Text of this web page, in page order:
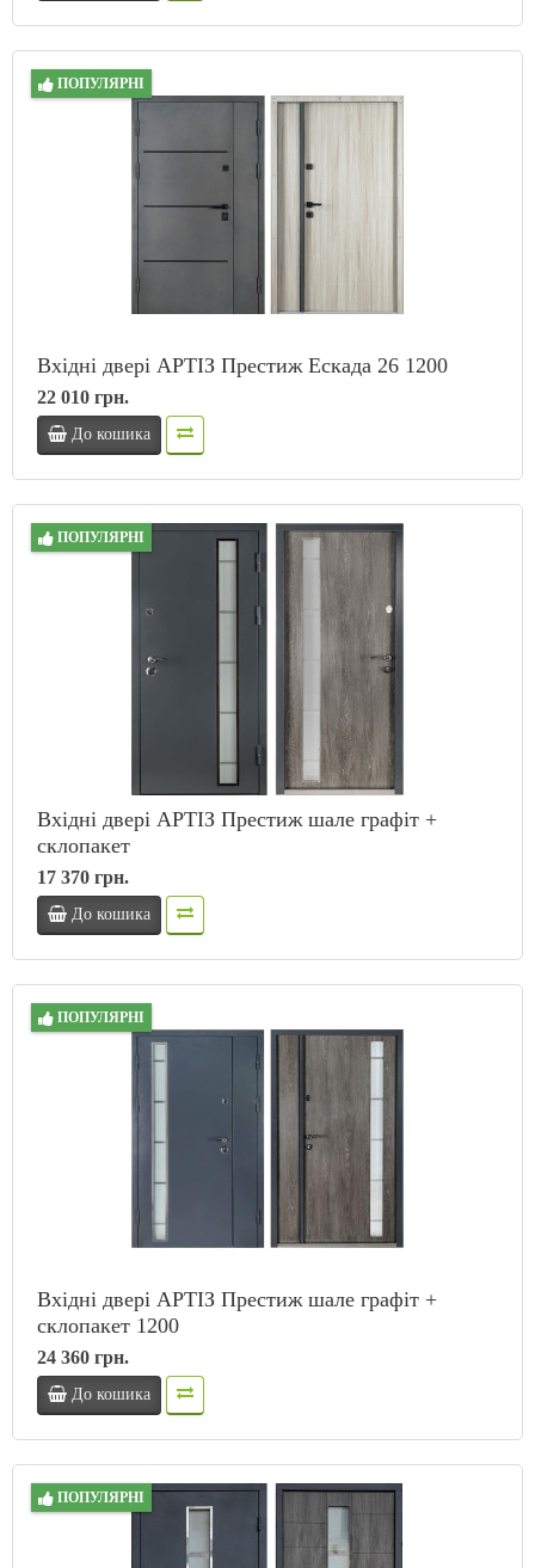
ПОПУЛЯРНІ
Вхідні двері АРТІЗ Престиж Ескада 26 1200
22 010 грн.
До кошика
ПОПУЛЯРНІ
Вхідні двері АРТІЗ Престиж шале графіт +
склопакет
17 370 грн.
До кошика
ПОПУЛЯРНІ
Вхідні двері АРТІЗ Престиж шале графіт +
склопакет 1200
24 360 грн.
До кошика
ПОПУЛЯРНІ